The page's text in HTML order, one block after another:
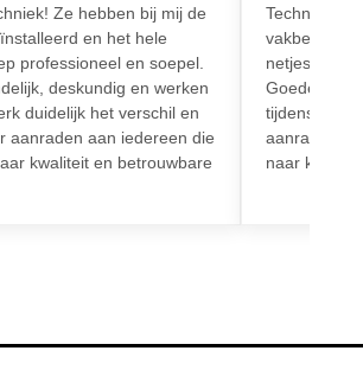
Ze hebben bij mij de
en het hele
professioneel en soepel.
deskundig en werken
duidelijk het verschil en
aanraden aan iedereen die
kwaliteit en betrouwbare
Techniek!
netjes en
Goede
tijdens het
aanrader
naar